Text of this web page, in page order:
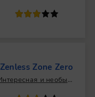
4 5
Zenless Zone Zero
Интересная и необычная игра с интересным сюжетом.